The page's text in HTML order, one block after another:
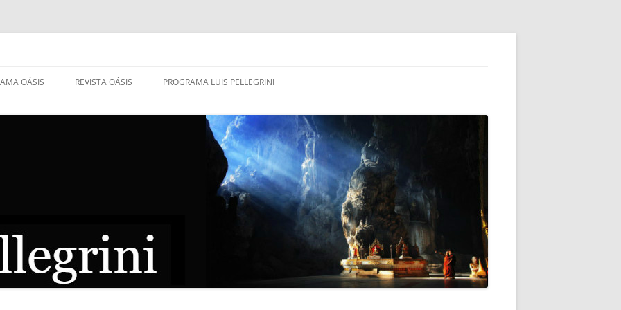
OÁSIS REVISTA OÁSIS PROGRAMA LUIS PELLEGRINI